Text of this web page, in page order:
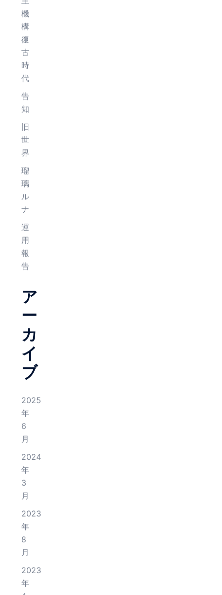
機
構
復
古
時
代
告
知
旧
世
界
瑠
璃
ル
ナ
運
用
報
告
ア
ー
カ
イ
ブ
2025
年
6
月
2024
年
3
月
2023
年
8
月
2023
年